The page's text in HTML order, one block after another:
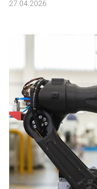
27.04.2026